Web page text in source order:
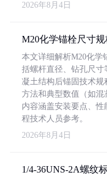
2026年8月4日
M20化学锚栓尺寸
本文详细解析M20化学
括螺杆直径、钻孔尺
凝土结构后锚固技术规
方法和典型数值（如混
内容涵盖安装要点、
程技术人员参考。
2026年8月4日
1/4-36UNS-2A螺纹